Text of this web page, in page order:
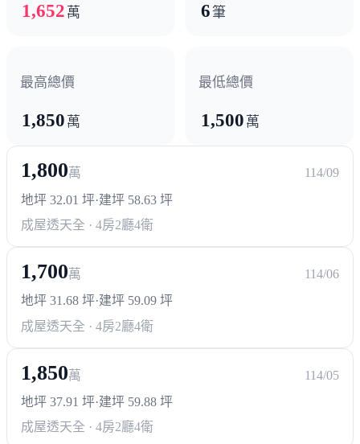
1,652 萬 6筆
最高總價
1,850 萬
最低總價
1,500 萬
1,800萬
114/09
地坪 32.01 坪·建坪 58.63 坪
成屋透天全 · 4房2廳4衛
1,700萬
114/06
地坪 31.68 坪·建坪 59.09 坪
成屋透天全 · 4房2廳4衛
1,850萬
114/05
地坪 37.91 坪·建坪 59.88 坪
成屋透天全 · 4房2廳4衛